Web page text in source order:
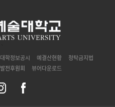
대학정보공시 예결산현황
청탁금지법
발전후원회 뷰어다운로드